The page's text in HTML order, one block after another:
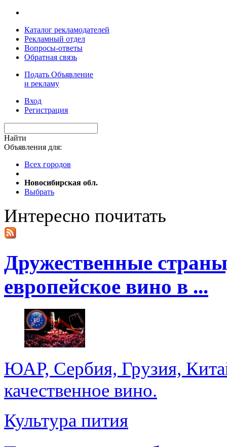
Каталог рекламодателей
Рекламный отдел
Вопросы-ответы
Обратная связь
Подать Объявление
и рекламу
Вход
Регистрация
Найти
Объявления для:
Всех городов
Новосибирская обл.
Выбрать
Интересно почитать
Дружественные
европейское вино в ...
ЮАР, Сербия, Грузия,
качественное вино.
Культура пития